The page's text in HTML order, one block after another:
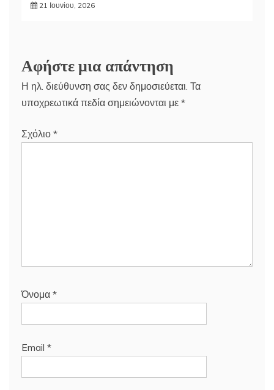
21 Ιουνίου, 2026
Αφήστε μια απάντηση
Η ηλ. διεύθυνση σας δεν δημοσιεύεται. Τα
υποχρεωτικά πεδία σημειώνονται με *
Σχόλιο *
Όνομα *
Email *